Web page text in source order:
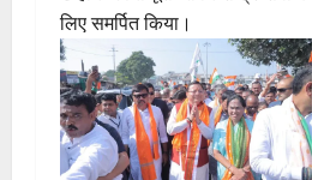
लिए समर्पित किया।